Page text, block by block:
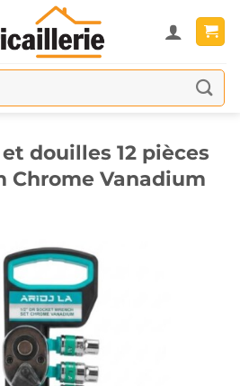
douilles 12 pièces
Chrome Vanadium